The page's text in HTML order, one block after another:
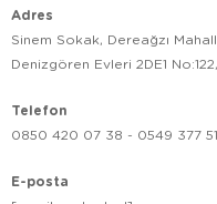
Adres
Sinem Sokak, Dereağzı
Denizgören Evleri 2DE1
Telefon
0850 420 07 38 - 0549 377 51
E-posta